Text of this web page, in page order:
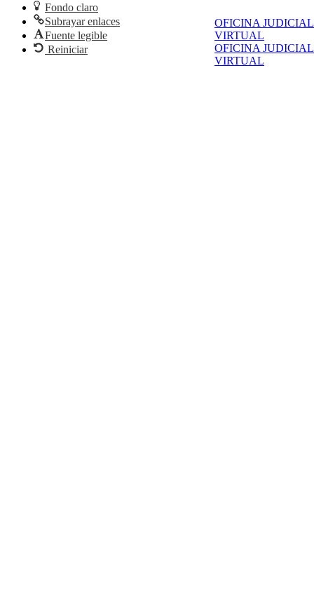
OFICINA JUDICIAL
VIRTUAL
OFICINA JUDICIAL
VIRTUAL
Fondo claro
Subrayar enlaces
Fuente legible
Reiniciar